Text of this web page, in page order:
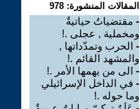
المقالات المنشورة: 978
- مقتضياتُ حياتيةٌ
ومخملية , عجلى .!
- الحرب وتمدّداتها ,
والمشهد القائم .!
- الى من يهمها الأمر .!
- في الداخل الإسرائيلي
وما حوله .!